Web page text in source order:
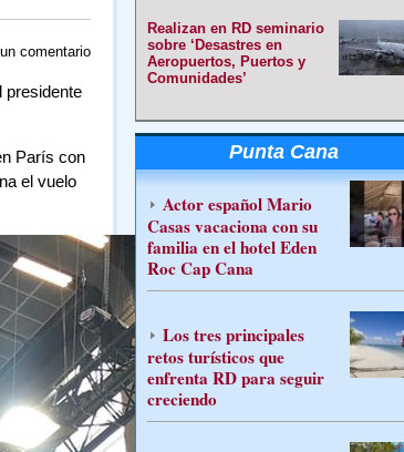
comentario
presidente
París con
el vuelo
Realizan en RD seminario
sobre ‘Desastres en
Aeropuertos, Puertos y
Comunidades’
Punta Cana
Actor español Mario
Casas vacaciona con su
familia en el hotel Eden
Roc Cap Cana
Los tres principales
retos turísticos que
enfrenta RD para seguir
creciendo